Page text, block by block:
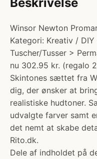
Winsor Newton
Kategori: Kreativ /
Tuscher/Tusser >
nu 302.95 kr. (regalo
Skintones sættet fra
dig, der ønsker at
realistiske hudtoner.
udvalgte farver samt
det nemt at skabe
Rito.dk.
Dele af indholdet på